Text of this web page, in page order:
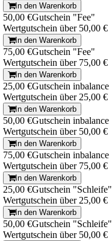
In den Warenkorb
50,00 €Gutschein "Fee"
Wertgutschein über 50,00 €
In den Warenkorb
75,00 €Gutschein "Fee"
Wertgutschein über 75,00 €
In den Warenkorb
25,00 €Gutschein inbalance
Wertgutschein über 25,00 €
In den Warenkorb
50,00 €Gutschein inbalance
Wertgutschein über 50,00 €
In den Warenkorb
75,00 €Gutschein inbalance
Wertgutschein über 75,00 €
In den Warenkorb
25,00 €Gutschein "Schleife"
Wertgutschein über 25,00 €
In den Warenkorb
50,00 €Gutschein "Schleife"
Wertgutschein über 50,00 €